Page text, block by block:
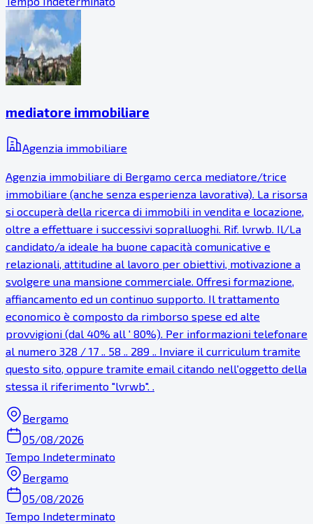
mediatore immobiliare
Agenzia immobiliare
Agenzia immobiliare di Bergamo cerca mediatore/trice
immobiliare (anche senza esperienza lavorativa). La risorsa
si occuperà della ricerca di immobili in vendita e locazione,
oltre a effettuare i successivi sopralluoghi. Rif. lvrwb. Il/La
candidato/a ideale ha buone capacità comunicative e
relazionali, attitudine al lavoro per obiettivi, motivazione a
svolgere una mansione commerciale. Offresi formazione,
affiancamento ed un continuo supporto. Il trattamento
economico è composto da rimborso spese ed alte
provvigioni (dal 40% all ' 80%). Per informazioni telefonare
al numero 328 / 17 .. 58 .. 289 .. Inviare il curriculum tramite
questo sito, oppure tramite email citando nell'oggetto della
stessa il riferimento "lvrwb". .
Bergamo
05/08/2026
Tempo Indeterminato
Bergamo
05/08/2026
Tempo Indeterminato